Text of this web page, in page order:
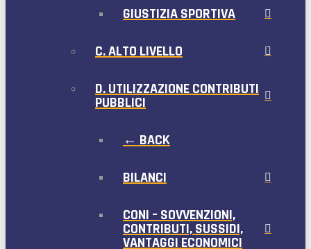
GIUSTIZIA SPORTIVA
C. ALTO LIVELLO
D. UTILIZZAZIONE CONTRIBUTI
PUBBLICI
← BACK
BILANCI
CONI – SOVVENZIONI,
CONTRIBUTI, SUSSIDI,
VANTAGGI ECONOMICI